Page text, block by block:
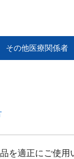
その他医療関係者
を適正にご使用